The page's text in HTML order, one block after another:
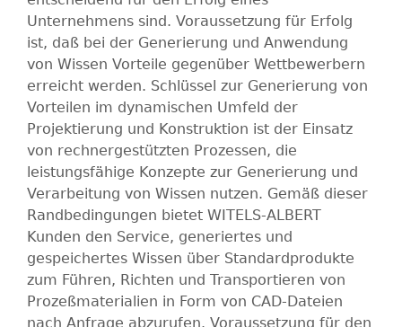
A
B
E
R
T
G
Unternehmens sind. Voraussetzung für Erfolg
ist, daß bei der Generierung und Anwendung
von Wissen Vorteile gegenüber Wettbewerbern
erreicht werden. Schlüssel zur Generierung von
Vorteilen im dynamischen Umfeld der
Projektierung und Konstruktion ist der Einsatz
von rechnergestützten Prozessen, die
leistungsfähige Konzepte zur Generierung und
Verarbeitung von Wissen nutzen. Gemäß dieser
Randbedingungen bietet WITELS-ALBERT
Kunden den Service, generiertes und
gespeichertes Wissen über Standardprodukte
zum Führen, Richten und Transportieren von
Prozeßmaterialien in Form von CAD-Dateien
nach Anfrage abzurufen. Voraussetzung für den